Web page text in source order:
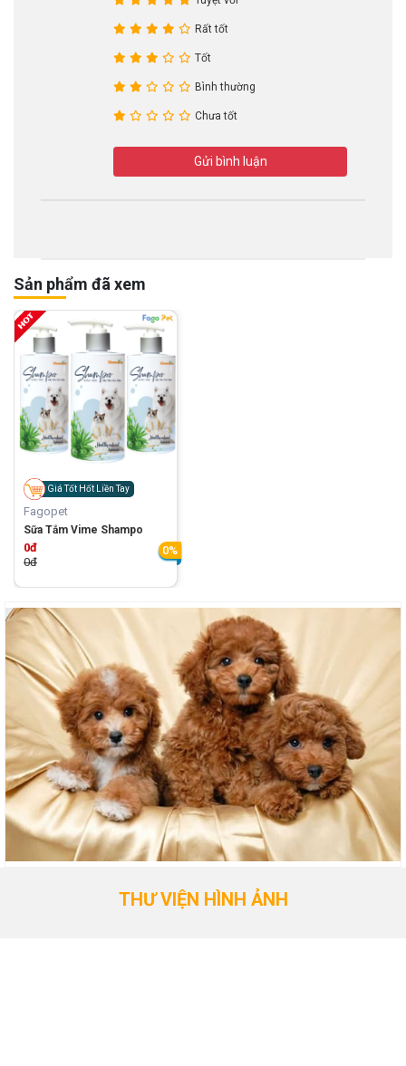
Rất tốt
Tốt
Bình thường
Chưa tốt
Gửi bình luận
Sản phẩm đã xem
Giá Tốt Hốt Liền Tay
Fagopet
Sữa Tắm Vime Shampo
0đ
0đ
0%
THƯ VIỆN HÌNH ẢNH